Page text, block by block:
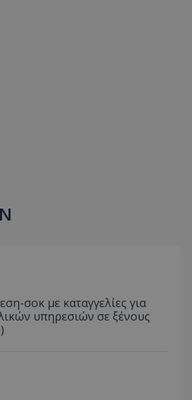
σοκ με καταγγελίες για
υπηρεσιών σε ξένους